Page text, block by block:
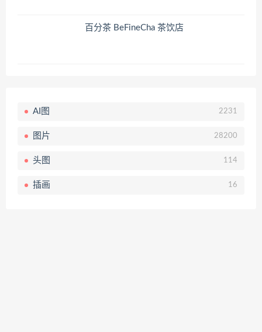
百分茶 BeFineCha 茶饮店
AI图 2231
图片 28200
头图 114
插画 16